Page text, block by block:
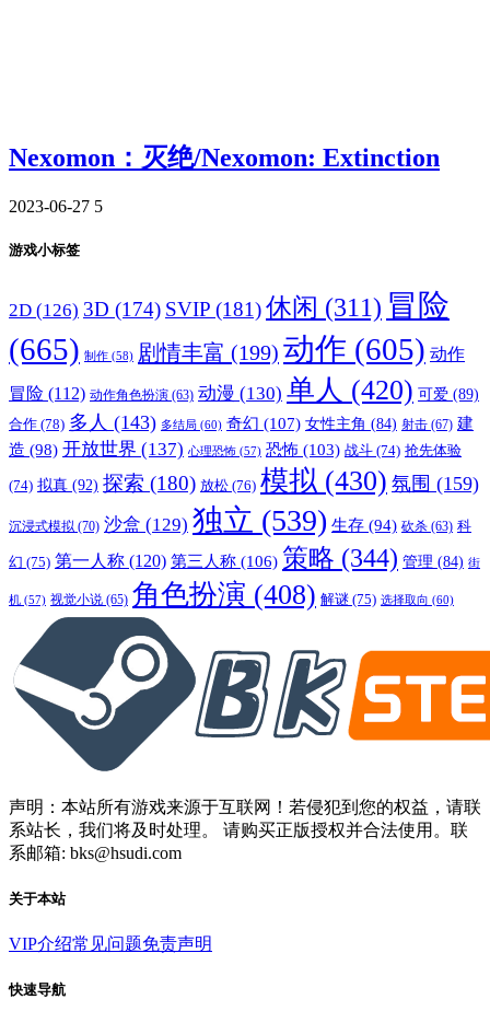
Nexomon：灭绝/Nexomon: Extinction
2023-06-27 5
游戏小标签
2D (126) 3D (174) SVIP (181)休闲 (311) 冒险
(665) 制作 (58) 剧情丰富 (199) 动作 (605) 动作
冒险 (112) 动作角色扮演 (63) 动漫 (130) 单人 (420) 可爱 (89)
合作 (78) 多人 (143) 多结局 (60) 奇幻 (107) 女性主角 (84) 射击 (67) 建
造 (98) 开放世界 (137) 心理恐怖 (57) 恐怖 (103) 战斗 (74) 抢先体验
(74) 拟真 (92) 探索 (180) 放松 (76) 模拟 (430) 氛围 (159)
沉浸式模拟 (70) 沙盒 (129) 独立 (539) 生存 (94) 砍杀 (63) 科
幻 (75) 第一人称 (120) 第三人称 (106) 策略 (344) 管理 (84) 街
机 (57) 视觉小说 (65) 角色扮演 (408) 解谜 (75) 选择取向 (60)
声明：本站所有游戏来源于互联网！若侵犯到您的权益，请联
系站长，我们将及时处理。 请购买正版授权并合法使用。联
系邮箱: bks@hsudi.com
关于本站
VIP介绍常见问题免责声明
快速导航